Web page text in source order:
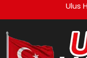
Ulus